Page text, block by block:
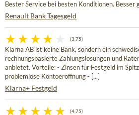
Bester Service bei besten Konditionen. Besser
Renault Bank Tagesgeld
(3,75)
Klarna AB ist keine Bank, sondern ein
rechnungsbasierte Zahlungslösungen und
anbietet. Vorteile: - Zinsen für Festgeld im
problemlose Kontoeröffnung - [...]
Klarna+ Festgeld
(4,75)